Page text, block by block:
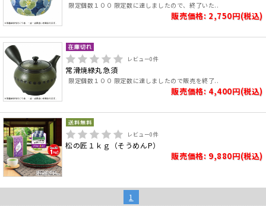
限定個数１００ 限定数に達しましたので、終了いた..
販売価格: 2,750円(税込)
レビュー0件
常滑焼緑丸急須
限定個数１００ 限定数に達しましたので販売を終了..
販売価格: 4,400円(税込)
レビュー0件
松の匠１ｋｇ（そうめんP）
販売価格: 9,880円(税込)
1